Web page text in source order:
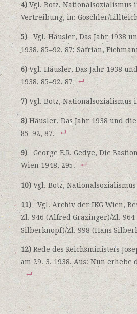
4) Vgl. Botz,
Vertreibung, in: Goschler/
5)Vgl. Häusler, Das Jahr 1938
1938, 85–92, 87; Safrian,
6)Vgl. Häusler, Das Jahr 1938
1938, 85–92, 87
7) Vgl. Botz,
8) Häusler, Das Jahr 1938 und
85–92, 87.
9) George E.R. Gedye, Die
Wien 1948, 295.
10) Vgl. Botz,
11) Vgl. Archiv der IKG Wien,
Zl. 946 (Alfred Grazinger)/Zl. 964
Silberknopf)/Zl. 998 (Hans
12) Rede des Reichsministers
am 29. 3. 1938. Aus: Nun erhebe